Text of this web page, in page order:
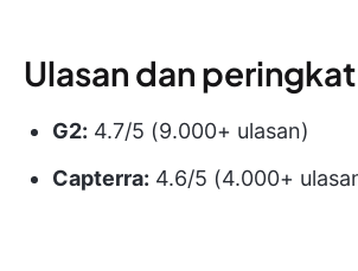
Ulasan dan
G2: 4.7/5 (9.000+ ulasan)
Capterra: 4.6/5 (4.000+